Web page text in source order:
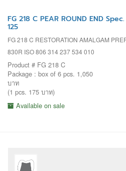
FG 218 C PEAR ROUND END
125
FG 218 C RESTORATION AMALGAM
830R ISO 806 314 237 534 010
Product # FG 218 C
Package : box of 6 pcs. 1,050
บาท
(1 pcs. 175 บาท)
Available on sale